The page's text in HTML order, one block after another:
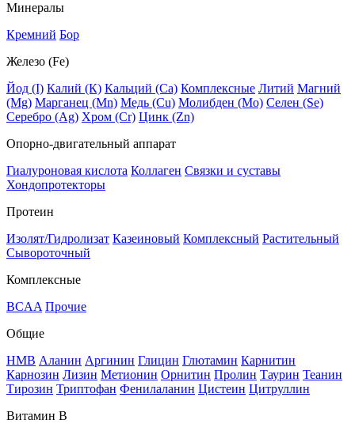
Минералы
Кремний Бор
Железо (Fe)
Йод (I) Калий (К) Кальций (Са) Комплексные Литий Магний
(Mg) Марганец (Mn) Медь (Сu) Молибден (Мо) Селен (Se)
Серебро (Ag) Хром (Cr) Цинк (Zn)
Опорно-двигательный аппарат
Гиалуроновая кислота Коллаген Связки и суставы
Хондопротекторы
Протеин
Изолят/Гидролизат Казеиновый Комплексный Растительный
Сывороточный
Комплексные
BCAA Прочие
Общие
HMB Аланин Аргинин Глицин Глютамин Карнитин
Карнозин Лизин Метионин Орнитин Пролин Таурин Теанин
Тирозин Триптофан Фенилаланин Цистеин Цитруллин
Витамин В